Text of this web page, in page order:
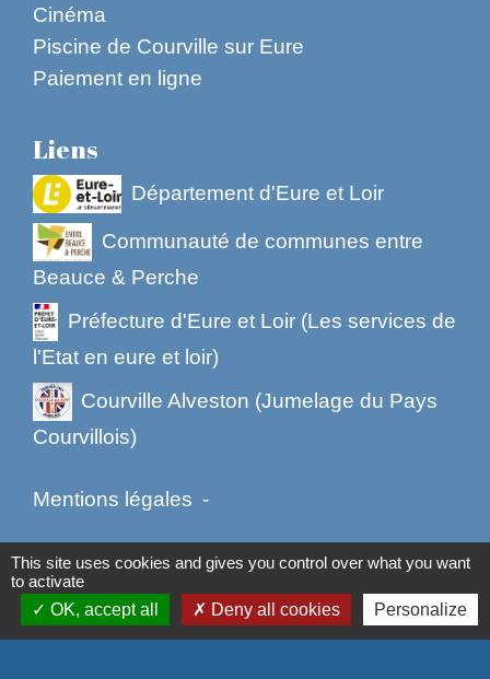
Cinéma
Piscine de Courville sur Eure
Paiement en ligne
Liens
Département d'Eure et Loir
Communauté de communes entre
Beauce & Perche
Préfecture d'Eure et Loir (Les services de
l'Etat en eure et loir)
Courville Alveston (Jumelage du Pays
Courvillois)
Mentions légales -
Politique de confidentialité - Accessibilité -
Plan du site - Gestion des cookies
This site uses cookies and gives you control over what you want
to activate
OK, accept all
Deny all cookies Personalize